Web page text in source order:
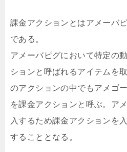
課金アクションとはアメーバ
である。
アメーバピグにおいて特定の
ションと呼ばれるアイテムを
のアクションの中でもアメゴ
を課金アクションと呼ぶ。ア
入するため課金アクションを
することとなる。